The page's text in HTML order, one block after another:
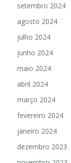
setembro 2024
agosto 2024
julho 2024
junho 2024
maio 2024
abril 2024
março 2024
fevereiro 2024
janeiro 2024
dezembro 2023